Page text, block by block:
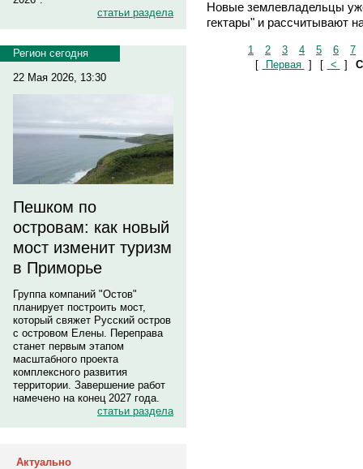
статьи раздела
Регион сегодня
22 Мая 2026, 13:30
Пешком по
островам: как новый
мост изменит туризм
в Приморье
Группа компаний "Остов"
планирует построить мост,
который свяжет Русский остров
с островом Елены. Переправа
станет первым этапом
масштабного проекта
комплексного развития
территории. Завершение работ
намечено на конец 2027 года.
статьи раздела
Актуально
Новые землевладельцы
гектары" и рассчитывают
1 2 3 4 5 6
7
[
Первая ] [ < ]